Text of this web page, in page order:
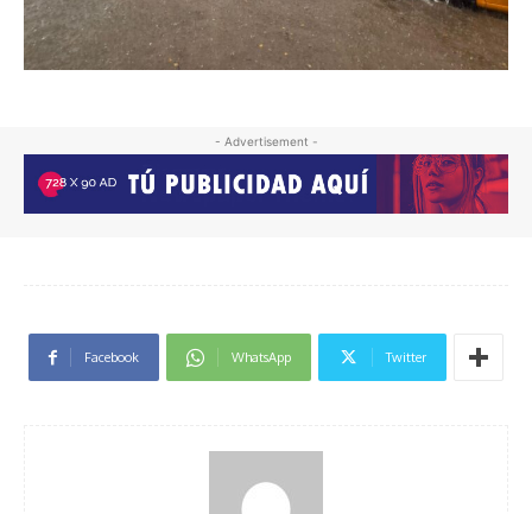
- Advertisement -
Facebook WhatsApp Twitter